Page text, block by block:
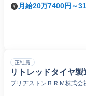
月給20万7400円～
正社員
リトレッドタイヤ
ブリヂストンＢＲＭ株式会